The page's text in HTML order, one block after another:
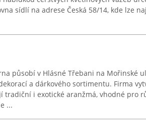
sídlí na adrese Česká 58/14, kde lze
působí v Hlásné Třebani na Mořinské
a dárkového sortimentu. Firma
tradiční i exotické aranžmá, vhodné pro
...